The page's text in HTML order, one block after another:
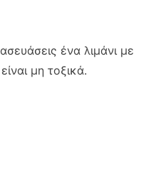
ένα λιμάνι με
μη τοξικά.